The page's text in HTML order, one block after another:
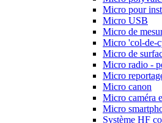
Micro pour
Micro USB
Micro de
Micro 'col-de-
Micro de
Micro radio -
Micro
Micro canon
Micro caméra
Micro
Système HF